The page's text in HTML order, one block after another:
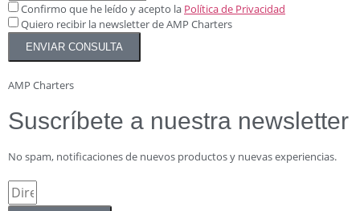
Confirmo que he leído y acepto la Política de Privacidad
Quiero recibir la newsletter de AMP Charters
ENVIAR CONSULTA
AMP Charters
Suscríbete a nuestra newsletter
No spam, notificaciones de nuevos productos y nuevas experiencias.